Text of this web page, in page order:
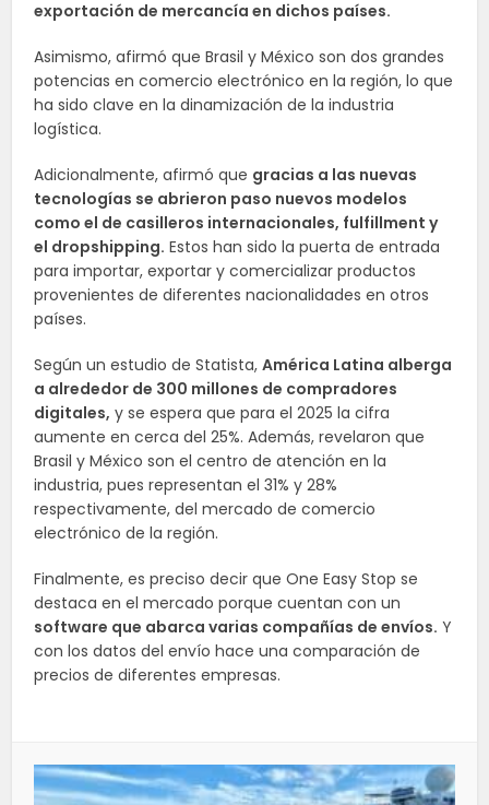
exportación de mercancía en dichos países.
Asimismo, afirmó que Brasil y México son dos grandes
potencias en comercio electrónico en la región, lo que
ha sido clave en la dinamización de la industria
logística.
Adicionalmente, afirmó que gracias a las nuevas
tecnologías se abrieron paso nuevos modelos
como el de casilleros internacionales, fulfillment y
el dropshipping. Estos han sido la puerta de entrada
para importar, exportar y comercializar productos
provenientes de diferentes nacionalidades en otros
países.
Según un estudio de Statista,América Latina alberga
a alrededor de 300 millones de compradores
digitales, y se espera que para el 2025 la cifra
aumente en cerca del 25%. Además, revelaron que
Brasil y México son el centro de atención en la
industria, pues representan el 31% y 28%
respectivamente, del mercado de comercio
electrónico de la región.
Finalmente, es preciso decir que One Easy Stop se
destaca en el mercado porque cuentan con un
software que abarca varias compañías de envíos. Y
con los datos del envío hace una comparación de
precios de diferentes empresas.